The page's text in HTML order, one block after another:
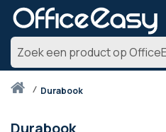
Thuisdurabook
Durabook